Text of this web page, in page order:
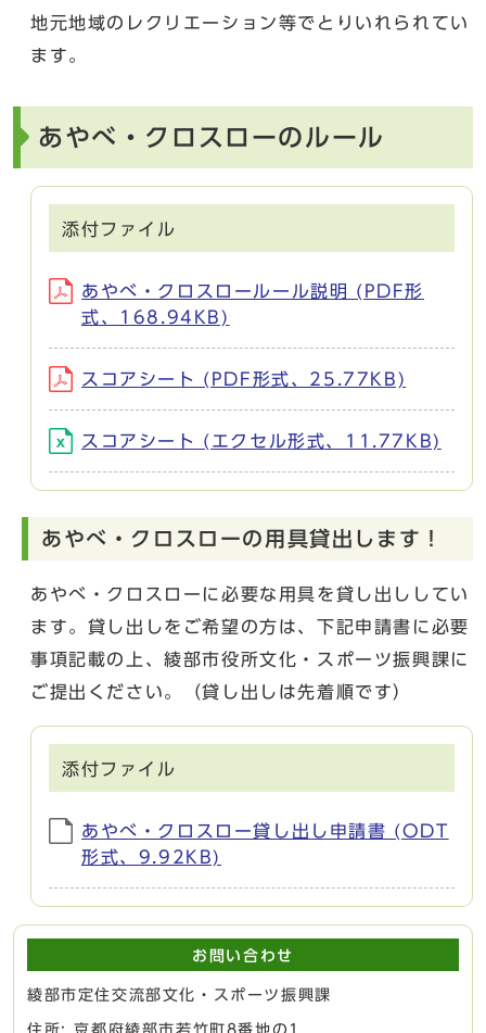
地元地域のレクリエーション等でとりいれられてい
ます。
あやべ・クロスローのルール
添付ファイル
あやべ・クロスロールール説明 (PDF形
式、168.94KB)
スコアシート (PDF形式、25.77KB)
スコアシート (エクセル形式、11.77KB)
あやべ・クロスローの用具貸出します！
あやべ・クロスローに必要な用具を貸し出ししてい
ます。貸し出しをご希望の方は、下記申請書に必要
事項記載の上、綾部市役所文化・スポーツ振興課に
ご提出ください。（貸し出しは先着順です）
添付ファイル
あやべ・クロスロー貸し出し申請書 (ODT
形式、9.92KB)
お問い合わせ
綾部市定住交流部文化・スポーツ振興課
住所: 京都府綾部市若竹町8番地の1